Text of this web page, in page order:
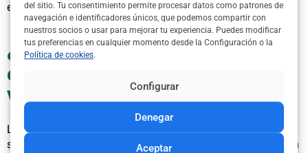
del sitio. Tu consentimiento permite procesar datos como patrones de
navegación e identificadores únicos, que podemos compartir con
nuestros socios o usar para mejorar tu experiencia. Puedes modificar
tus preferencias en cualquier momento desde la Configuración o la
Política de cookies.
Aceptar
Denegar
Configurar
en Vigo.
¿Qué servicios ofrecen las
empresas de desratización en
Vigo?
Las empresas decontrol de plagasen Vigo ofrecen
soluciones integrales para roedores
en